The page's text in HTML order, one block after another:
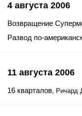
4 августа 2006
Возвращение
Развод по-
11 августа 2006
16 кварталов, Ричард